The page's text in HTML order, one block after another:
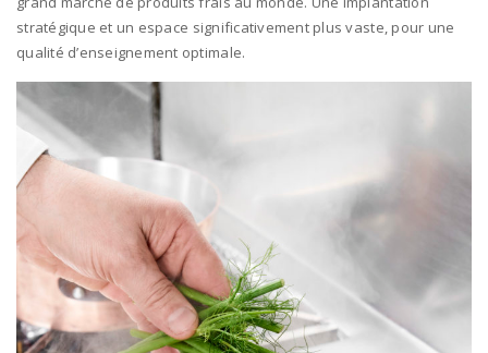
stratégique et un espace significativement plus vaste, pour une
qualité d’enseignement optimale.